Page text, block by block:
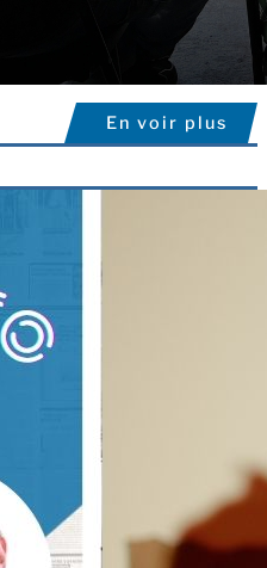
En voir plus